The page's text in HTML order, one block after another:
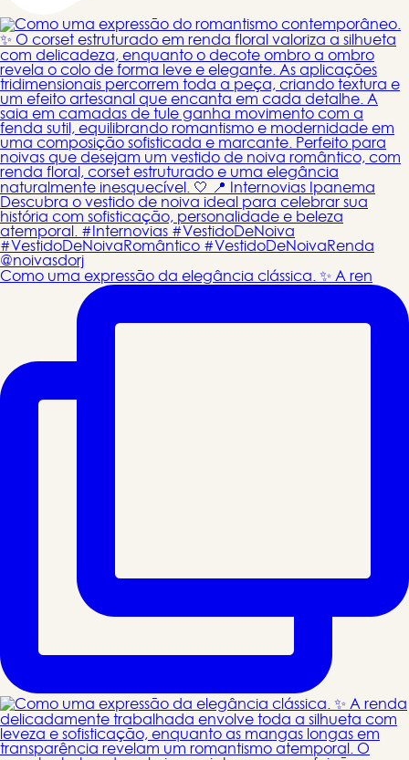
Como uma expressão da elegância clássica. ✨ A ren